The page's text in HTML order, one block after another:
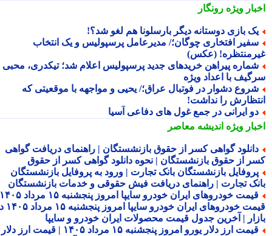
ویژهرونگار
بازی دوستانه دیگر بارسلونا هم لغو شد؟!
افتخاری چوگان؛/ مدیرعامل پرسپولیس و یک انتخاب
(عکس)
پیراهن خریدهای جدید پرسپولیس اعلام شد؛ تیکدری، محبی و
با اعداد ویژه
دشوار در فوتبال عراق؛/ یحیی و مواجهه با موقعیتی که
را نداشت!
ایرانی در جمع غول های دفاعی آسیا
ویژهاندیشه معاصر
گواهی کسر از حقوق بازنشستگان | راهنمای دریافت گواهی
از حقوق بازنشستگان | نحوه دانلود گواهی کسر از حقوق
بازنشستگان بانک تجارت | ورود به پروفایل بازنشستگان
تجارت | راهنمای دریافت فیش حقوقی و خدمات بازنشستگان
قیمت خودروهای ایران خودرو سایپا امروز پنجشنبه ۱۵ مرداد ۱۴۰۵ |
قیمت خودروهای ایران خودرو سایپا امروز پنجشنبه ۱۵ مرداد ۱۴۰۵ در
| آخرین جدول قیمت محصولات ایران خودرو و سایپا
قیمت ارز دلار یورو امروز پنجشنبه ۱۵ مرداد ۱۴۰۵ | قیمت ارز دلار